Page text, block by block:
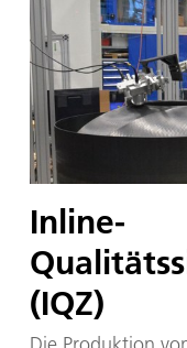
Inline-
(IQZ)